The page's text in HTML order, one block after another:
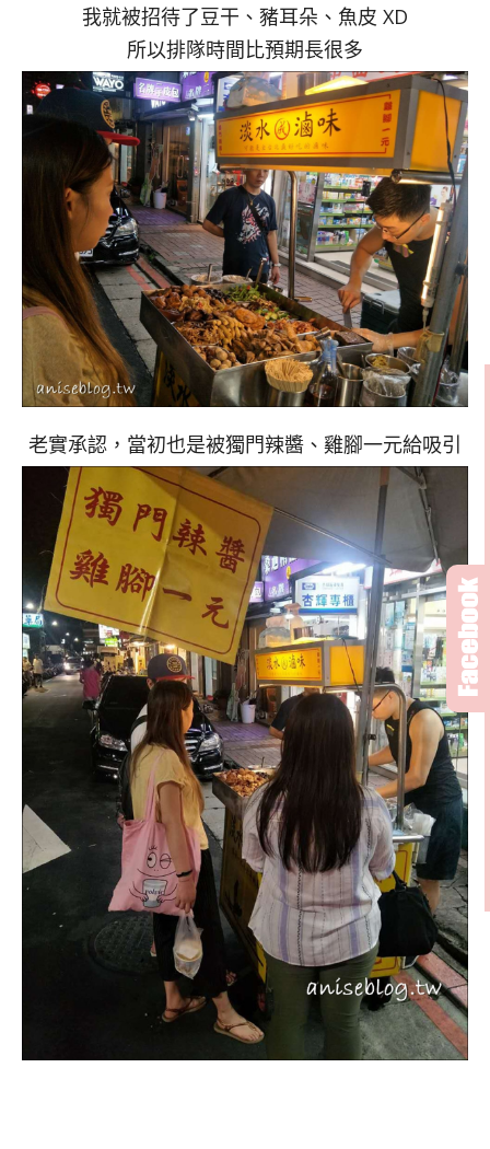
我就被招待了豆干、豬耳朵、魚皮 XD
所以排隊時間比預期長很多
老實承認，當初也是被獨門辣醬、雞腳一元給吸引